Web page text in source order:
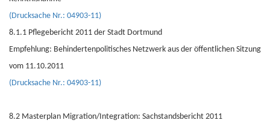
(Drucksache Nr.: 04903-11)
8.1.1 Pflegebericht 2011 der Stadt Dortmund
Empfehlung: Behindertenpolitisches Netzwerk aus der öffentlichen Sitzung
vom 11.10.2011
(Drucksache Nr.: 04903-11)
8.2 Masterplan Migration/Integration: Sachstandsbericht 2011